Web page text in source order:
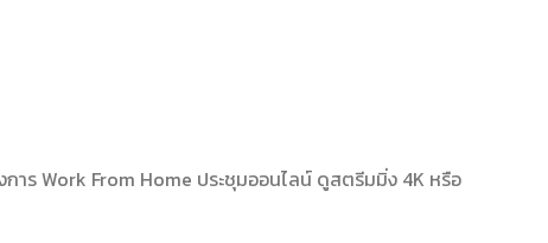
ร Work From Home ประชุมออนไลน์ ดูสตรีมมิ่ง 4K หรือ